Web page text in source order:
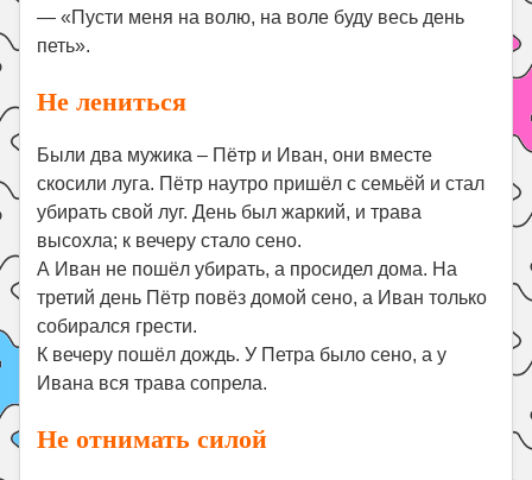
— «Пусти меня на волю, на воле буду весь день
петь».
Не лениться
Были два мужика – Пётр и Иван, они вместе
скосили луга. Пётр наутро пришёл с семьёй и стал
убирать свой луг. День был жаркий, и трава
высохла; к вечеру стало сено.
А Иван не пошёл убирать, а просидел дома. На
третий день Пётр повёз домой сено, а Иван только
собирался грести.
К вечеру пошёл дождь. У Петра было сено, а у
Ивана вся трава сопрела.
Не отнимать силой